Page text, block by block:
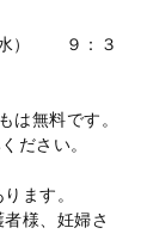
水） ９：３
は無料です。
ださい。
ます。
様、妊婦さ